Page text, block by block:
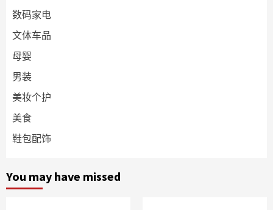
数码家电
文体车品
母婴
男装
美妆个护
美食
鞋包配饰
You may have missed